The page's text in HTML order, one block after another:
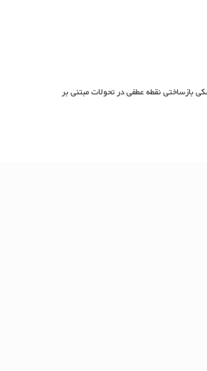
بازساختی نقطه عطفی در تحولات مبتنی بر